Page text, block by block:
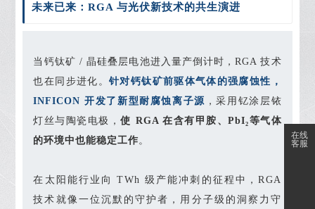
未来已来：RGA 与光伏新技术的共生演进
当钙钛矿 / 晶硅叠层电池进入量产倒计时，RGA 技术
也在同步进化。针对钙钛矿前驱体气体的强腐蚀性，
INFICON 开发了新型耐腐蚀离子源 ，采用钇涂层铱
灯丝与陶瓷电极，使 RGA 在含有甲胺、PbI₂等气体
的环境中也能稳定工作 。
在太阳能行业向 TWh 级产能冲刺的征程中，RGA
技术就像一位沉默的守护者，用分子级的洞察力守
在线
客服